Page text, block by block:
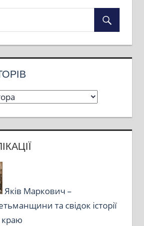
Яків Маркович –
та свідок історії
краю